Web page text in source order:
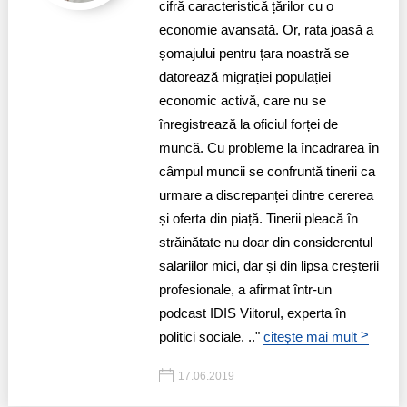
Consiliul consulativ internațional IDIS
Agenda Națională de Business
15 minute de realism economic
cifră caracteristică țărilor cu o
economie avansată. Or, rata joasă a
șomajului pentru țara noastră se
datorează migrației populației
economic activă, care nu se
înregistrează la oficiul forței de
muncă. Cu probleme la încadrarea în
câmpul muncii se confruntă tinerii ca
urmare a discrepanței dintre cererea
și oferta din piață. Tinerii pleacă în
străinătate nu doar din considerentul
salariilor mici, dar și din lipsa creșterii
profesionale, a afirmat într-un
podcast IDIS Viitorul, experta în
politici sociale. .." citește mai mult >
17.06.2019